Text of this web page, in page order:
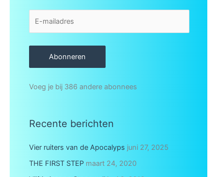
m
l
r
e
Abonneren
Voeg je bij 386 andere abonnees
Recente berichten
Vier ruiters van de Apocalyps juni 27, 2025
THE FIRST STEP maart 24, 2020